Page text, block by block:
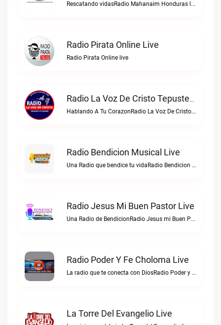
Rescatando vidasRadio Mahanaim Honduras live
Radio Pirata Online Live
Radio Pirata Online live
Radio La Voz De Cristo Tepusteca Live
Hablando A Tu CorazonRadio La Voz De Cristo Tepusteca live
Radio Bendicion Musical Live
Una Radio que bendice tu vidaRadio Bendicion Musical live
Radio Jesus Mi Buen Pastor Live
Una Radio de BendicionRadio Jesus mi Buen Pastor live
Radio Poder Y Fe Choloma Live
La radio que te conecta con DiosRadio Poder y Fe Choloma live
La Torre Del Evangelio Live